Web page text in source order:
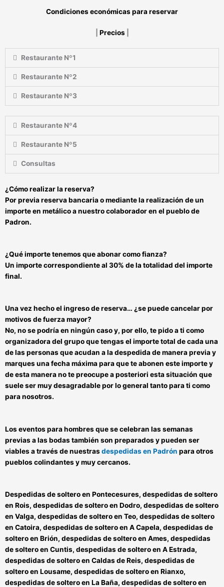
Condiciones económicas para reservar
Precios
Restaurante Nº1
Restaurante Nº2
Restaurante Nº3
Restaurante Nº4
Restaurante Nº5
Consultas
¿Cómo realizar lareserva?
Por previa reserva bancaria o mediantela realización de un
importe en metálico a nuestro colaborador en el pueblo de
Padron.
¿Qué importe tenemos que abonar como fianza?
Un importe correspondiente al 30% de la totalidad del importe
final.
Una vez hecho el ingreso de reserva… ¿se puede cancelar por
motivos de fuerza mayor?
No, no se podría en ningún caso y, por ello, te pido a ti como
organizadora del grupoque tengas el importe total de cada una
de las personas que acudan a la despedida de manera previa y
marques una fecha máxima para que te abonen este importe y
de esta manera no te preocupe a posteriori esta situación que
suele ser muy desagradable por lo general tanto para ti como
para nosotros.
Loseventos para hombres que se celebran las semanas
previas a las bodastambién son preparados ypueden ser
viables a través de nuestrasdespedidas en Padrón para otros
pueblos colindantesy muy cercanos.
Despedidas de soltero en Pontecesures, despedidas de soltero
en Rois, despedidas de soltero en Dodro, despedidas de soltero
en Valga, despedidas de soltero en Teo, despedidas de soltero
en Catoira, despedidas de soltero en A Capela, despedidas de
soltero en Brión, despedidas de soltero en Ames, despedidas
de soltero en Cuntis, despedidas de soltero en A Estrada,
despedidas de soltero en Caldas de Reis, despedidas de
soltero en Lousame, despedidas de soltero en Rianxo,
despedidas de soltero en La Baña, despedidas de soltero en